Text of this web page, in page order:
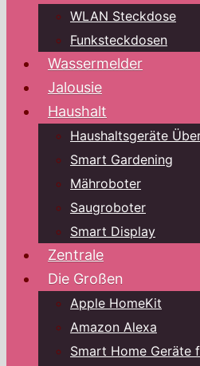
WLAN Steckdose
Funksteckdosen
Wassermelder
Jalousie
Haushalt
Haushaltsgeräte
Smart Gardening
Mähroboter
Saugroboter
Smart Display
Zentrale
Die Großen
Apple HomeKit
Amazon Alexa
Smart Home Geräte